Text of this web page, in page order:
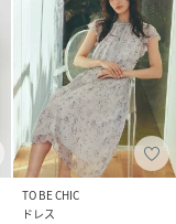
TO BE CHIC
ドレス